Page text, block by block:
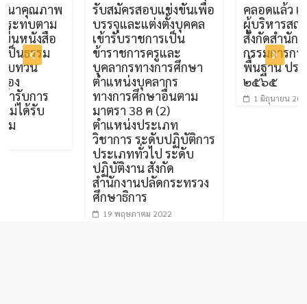
ภาพ
ตาม
งสือ
รม
าร
บ
รับสมัครสอบแข่งขันเพื่อ
บรรจุและแต่งตั้งบุคคล
เข้ารับราชการเป็น
ข้าราชการครูและ
บุคลากรทางการศึกษา
ตำแหน่งบุคลากร
ทางการศึกษาอื่นตาม
มาตรา 38 ค (2)
ตำแหน่งประเภท
วิชาการ ระดับปฏิบัติการ
ประเภททั่วไป ระดับ
ปฏิบัติงาน สังกัด
สำนักงานปลัดกระทรวง
ศึกษาธิการ
19 พฤษภาคม 2022
คลอดแล้ว เกณฑ์ก
ผู้บริหารสถานศึก
สังกัดสำนักงานค
กรรมการการศึก
พื้นฐาน ประจำปี
๒๕๖๕
1 มิถุนายน 2022